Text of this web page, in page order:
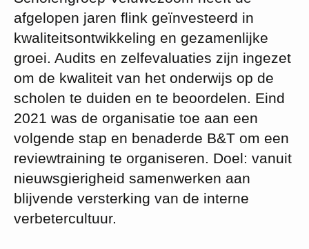
afgelopen jaren flink geïnvesteerd in
kwaliteitsontwikkeling en gezamenlijke
groei. Audits en zelfevaluaties zijn ingezet
om de kwaliteit van het onderwijs op de
scholen te duiden en te beoordelen. Eind
2021 was de organisatie toe aan een
volgende stap en benaderde B&T om een
reviewtraining te organiseren. Doel: vanuit
nieuwsgierigheid samenwerken aan
blijvende versterking van de interne
verbetercultuur.